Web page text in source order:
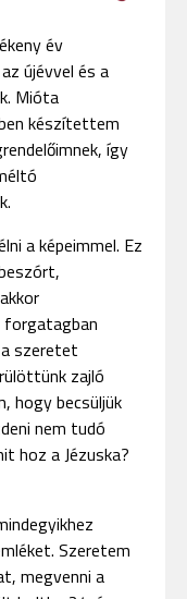
év
újévvel és a
Mióta
készítettem
így
a képeimmel. Ez
szeretet
zajló
hogy becsüljük
nem tudó
hoz a Jézuska?
Szeretem
megvenni a